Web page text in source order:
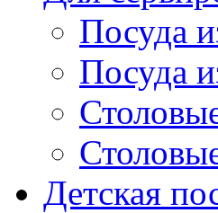
Посуда
Посуда
Детская